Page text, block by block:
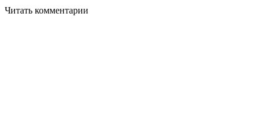
Читать комментарии